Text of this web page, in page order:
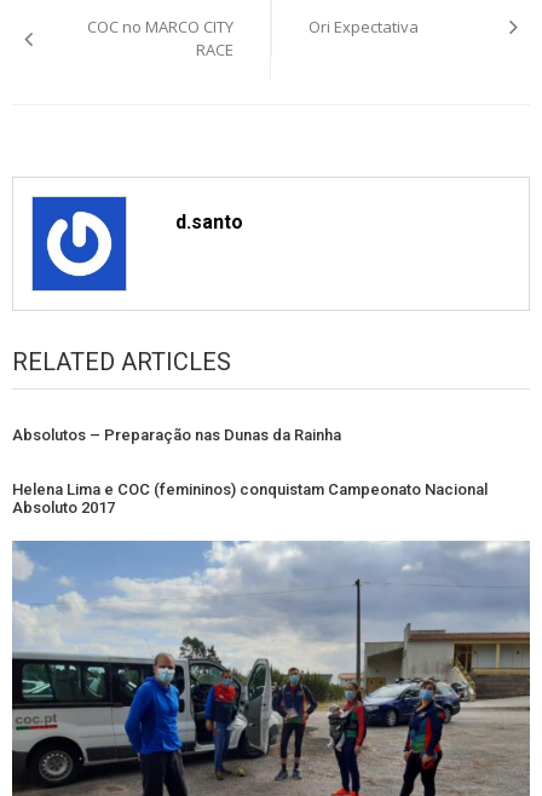
navigation
COC no MARCO CITY
RACE
Ori Expectativa
d.santo
RELATED ARTICLES
Absolutos – Preparação nas Dunas da Rainha
Helena Lima e COC (femininos) conquistam Campeonato Nacional
Absoluto 2017